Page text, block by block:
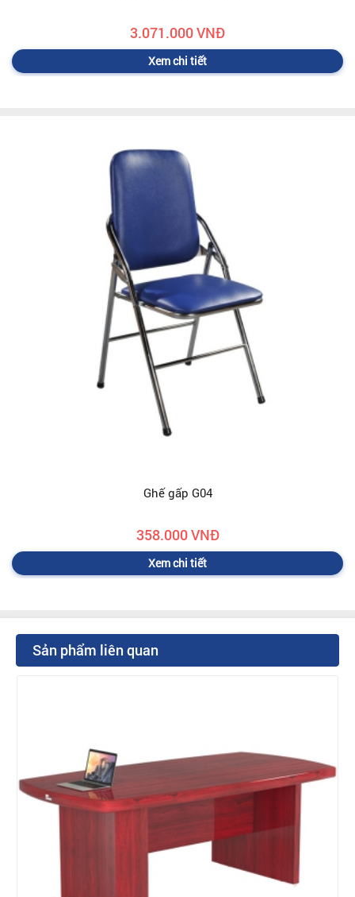
3.071.000 VNĐ
Xem chi tiết
Ghế gấp G04
358.000 VNĐ
Xem chi tiết
Sản phẩm liên quan